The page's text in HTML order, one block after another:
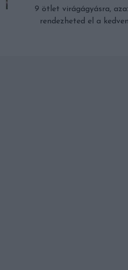
9 ötlet virágágyásra,
rendezheted el a